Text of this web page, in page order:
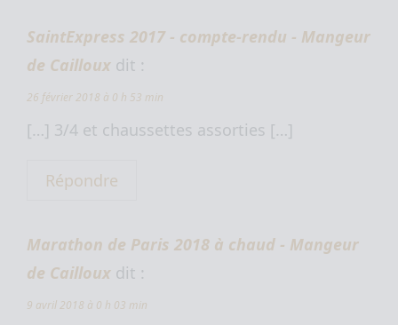
SaintExpress 2017 - compte-rendu - Mangeur
de Cailloux dit :
26 février 2018 à 0 h 53 min
[…] 3/4 et chaussettes assorties […]
Répondre
Marathon de Paris 2018 à chaud - Mangeur
de Cailloux dit :
9 avril 2018 à 0 h 03 min